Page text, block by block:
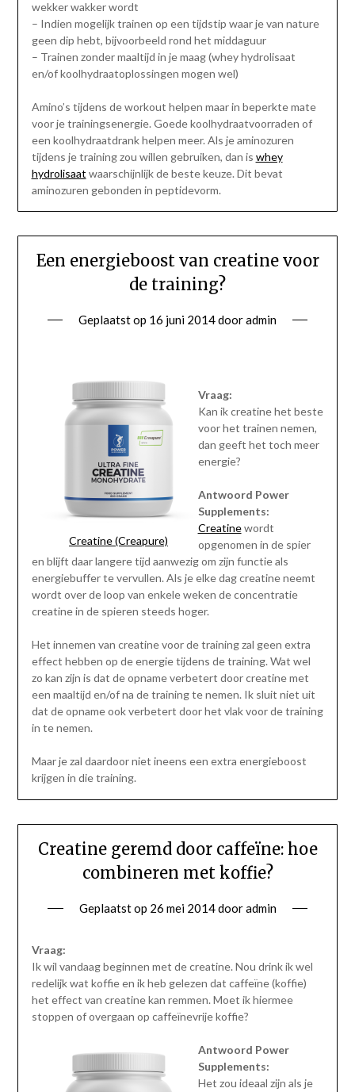
wekker wakker wordt
– Indien mogelijk trainen op een tijdstip waar je van nature
geen dip hebt, bijvoorbeeld rond het middaguur
– Trainen zonder maaltijd in je maag (whey hydrolisaat
en/of koolhydraatoplossingen mogen wel)
Amino’s tijdens de workout helpen maar in beperkte mate
voor je trainingsenergie. Goede koolhydraatvoorraden of
een koolhydraatdrank helpen meer. Als je aminozuren
tijdens je training zou willen gebruiken, dan is whey
hydrolisaat waarschijnlijk de beste keuze. Dit bevat
aminozuren gebonden in peptidevorm.
Een energieboost van creatine voor
de training?
Geplaatst op 16 juni 2014dooradmin
Creatine (Creapure)
Vraag:
Kan ik creatine het beste
voor het trainen nemen,
dan geeft het toch meer
energie?
Antwoord Power
Supplements:
Creatinewordt
opgenomen in de spier
en blijft daar langere tijd aanwezig om zijn functie als
energiebuffer te vervullen. Als je elke dag creatine neemt
wordt over de loop van enkele weken de concentratie
creatine in de spieren steeds hoger.
Het innemen van creatine voor de training zal geen extra
effect hebben op de energie tijdens de training. Wat wel
zo kan zijn is dat de opname verbetert door creatine met
een maaltijd en/of na de training te nemen. Ik sluit niet uit
dat de opname ook verbetert door het vlak voor de training
in te nemen.
Maar je zal daardoor niet ineens een extra energieboost
krijgen in die training.
Creatine geremd door caffeïne: hoe
combineren met koffie?
Geplaatst op 26 mei 2014dooradmin
Vraag:
Ik wil vandaag beginnen met de creatine. Nou drink ik wel
redelijk wat koffie en ik heb gelezen dat caffeïne (koffie)
het effect van creatine kan remmen. Moet ik hiermee
stoppen of overgaan op caffeïnevrije koffie?
Antwoord Power
Supplements:
Het zou ideaal zijn als je